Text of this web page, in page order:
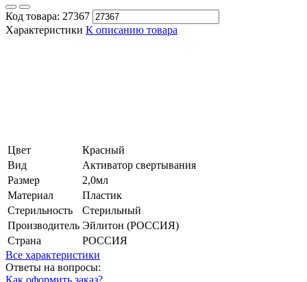
Код товара: 27367
Характеристики К описанию товара
Цвет
Красный
Вид
Активатор свертывания
Размер
2,0мл
Материал
Пластик
Стерильность
Стерильный
Производитель Эйлитон (РОССИЯ)
Страна
РОССИЯ
Все характеристики
Ответы на вопросы:
Как оформить заказ?